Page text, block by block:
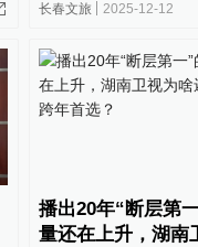
长春文旅 2025-12-12
播出20年“断层第
量还在上升，湖南